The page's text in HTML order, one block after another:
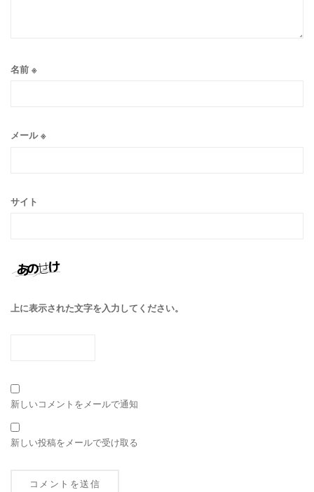
名前 ※
メール※
サイト
上に表示された文字を入力してください。
新しいコメントをメールで通知
新しい投稿をメールで受け取る